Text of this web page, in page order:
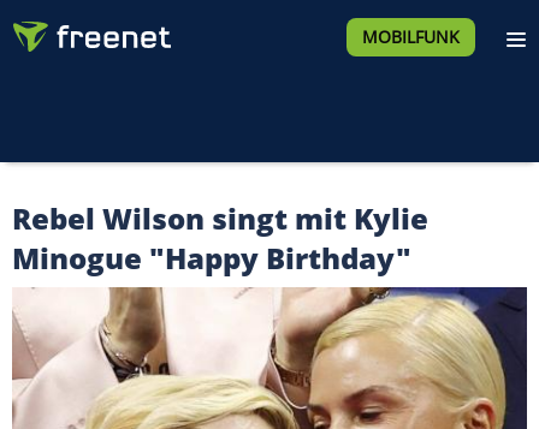
MOBILFUNK
Rebel Wilson singt mit Kylie
Minogue "Happy Birthday"